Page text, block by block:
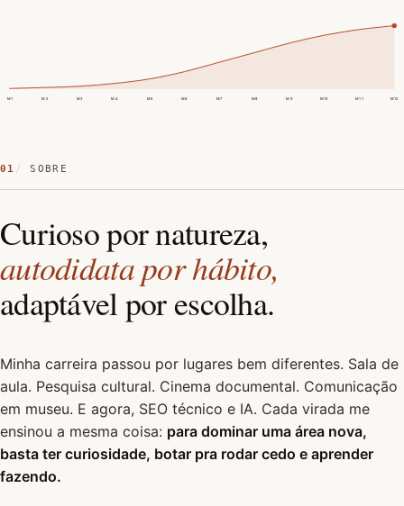
M1 M2 M3 M4 M5 M6 M7 M8 M9 M10 M11 M12
01 SOBRE
Curioso por natureza,
autodidata por hábito,
adaptável por escolha.
Minha carreira passou por lugares bem diferentes. Sala de
aula. Pesquisa cultural. Cinema documental. Comunicação
em museu. E agora, SEO técnico e IA. Cada virada me
ensinou a mesma coisa: para dominar uma área nova,
basta ter curiosidade, botar pra rodar cedo e aprender
fazendo.